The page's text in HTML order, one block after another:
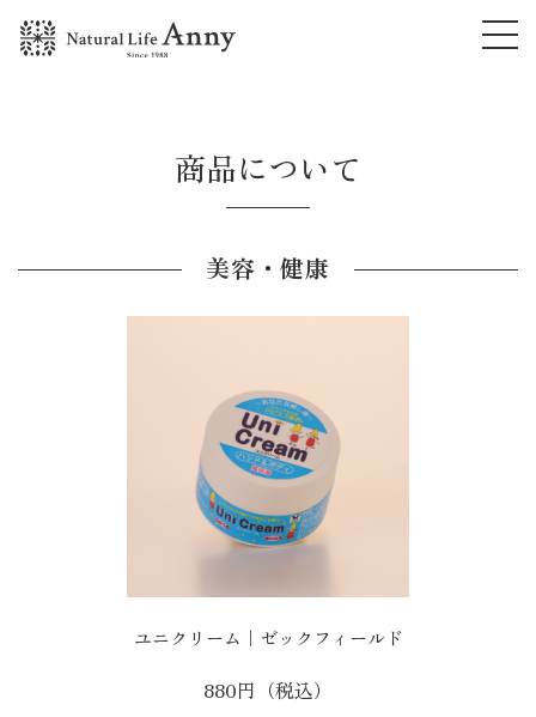
商品について
美容・健康
ユニクリーム｜ゼックフィールド
880円（税込）